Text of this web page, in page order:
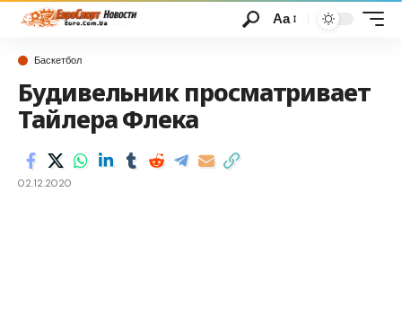
Аа
Баскетбол
Будивельник просматривает
Тайлера Флека
02.12.2020